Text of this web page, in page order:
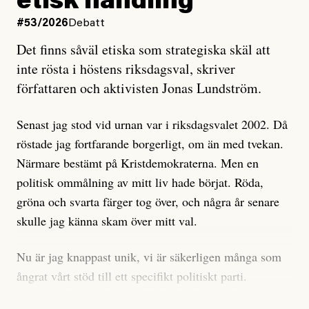
oro inom rörelsen.
Artikeln undersöker inte, som ETC påstår, ”vad som
är sant, vad som är rykten”, utan den bidrar bara till
ännu mer ryktesspridning. Det finns inte ett enda bevis
misstänkta personen är en infiltratör. Det som läsaren
får veta är att personen har ändrat sina politiska åsikter
under åren, att den har raderat tidigare innehåll på sina
sociala medier, att artikelns författare inte förstår sig
på personens ekonomi och att det tydligen finns
anonyma röster inom rörelsen som säger saker som
anses vara anledningar att titta närmare på personen,
men ingenting av detta är tillräckligt för att hänga ut
#53/2026 Debatt
Det finns såväl etiska som strategiska skäl att
inte rösta i höstens riksdagsval, skriver
författaren och aktivisten Jonas Lundström.
Senast jag stod vid urnan var i riksdagsvalet 2002. Då
röstade jag fortfarande borgerligt, om än med tvekan.
Närmare bestämt på Kristdemokraterna. Men en
politisk ommålning av mitt liv hade börjat. Röda,
gröna och svarta färger tog över, och några år senare
skulle jag känna skam över mitt val.
Nu är jag knappast unik, vi är säkerligen många som
ångrat vårt stöd till ett specifikt politiskt parti.